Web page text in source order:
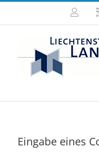
Zum
springen
Mein
Eingabe eines